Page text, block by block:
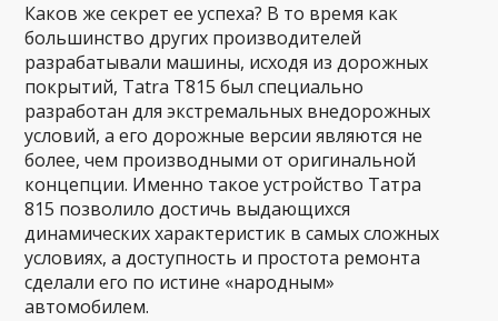
Каков же секрет ее успеха? В то время как
большинство других производителей
разрабатывали машины, исходя из дорожных
покрытий, Tatra T815 был специально
разработан для экстремальных внедорожных
условий, а его дорожные версии являются не
более, чем производными от оригинальной
концепции. Именно такое устройство Татра
815 позволило достичь выдающихся
динамических характеристик в самых сложных
условиях, а доступность и простота ремонта
сделали его по истине «народным»
автомобилем.